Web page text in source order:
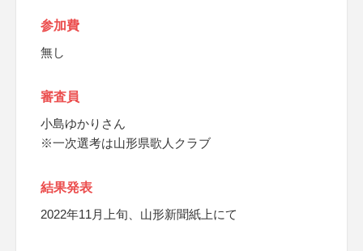
参加費
無し
審査員
小島ゆかりさん
※一次選考は山形県歌人クラブ
結果発表
2022年11月上旬、山形新聞紙上にて